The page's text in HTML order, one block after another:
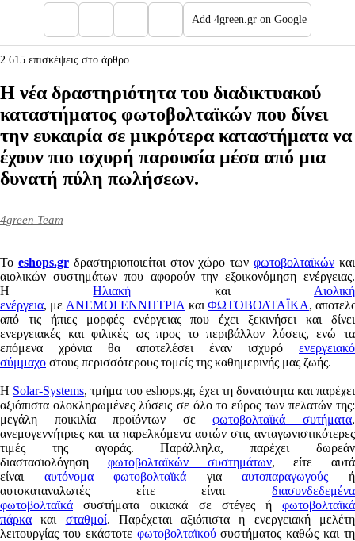
Add 4green.gr on Google
2.615 επισκέψεις στο άρθρο
Η νέα δραστηριότητα του διαδικτυακού
καταστήματος φωτοβολταϊκών που δίνει
την ευκαιρία σε μικρότερα καταστήματα να
έχουν πιο ισχυρή παρουσία μέσα από μια
δυνατή πύλη πωλήσεων.
4green Team
To eshops.grδραστηριοποιείται στον χώρο τωνφωτοβολταϊκών και
αιολικών συστημάτων που αφορούν την εξοικονόμηση ενέργειας.
ΗΗλιακή και Αιολική
ενέργεια, με ΑΝΕΜΟΓΕΝΝΗΤΡΙΑ και ΦΩΤΟΒΟΛΤΑΪΚΑ,
από τις ήπιες μορφές ενέργειας που έχει ξεκινήσει και δίνει
ενεργειακές και φιλικές ως προς το περιβάλλον λύσεις, ενώ τα
επόμενα χρόνια θα αποτελέσει έναν ισχυρό ενεργειακό
σύμμαχο στους περισσότερους τομείς της καθημερινής μας ζωής.
Η Solar-Systems, τμήμα του eshops.gr, έχει τη δυνατότητα και παρέχει
αξιόπιστα ολοκληρωμένες λύσεις σε όλο το εύρος των πελατών της:
μεγάλη ποικιλία προϊόντων σεφωτοβολταϊκά συτήματα,
ανεμογεννήτριες και τα παρελκόμενα αυτών στις ανταγωνιστικότερες
τιμές της αγοράς. Παράλληλα, παρέχει δωρεάν
διαστασιολόγηση φωτοβολταϊκών συστημάτων, είτε αυτά
είναι αυτόνομα φωτοβολταϊκά γιααυτοπαραγωγούς ή
αυτοκαταναλωτές είτε είναι διασυνδεδεμένα
φωτοβολταϊκά συστήματα οικιακά σε στέγες ή φωτοβολταϊκά
πάρκα και σταθμοί. Παρέχεται αξιόπιστα η ενεργειακή μελέτη
λειτουργίας του εκάστοτε φωτοβολταϊκούσυστήματος καθώς και τη